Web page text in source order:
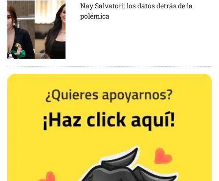
Nay Salvatori: los datos detrás de la
polémica